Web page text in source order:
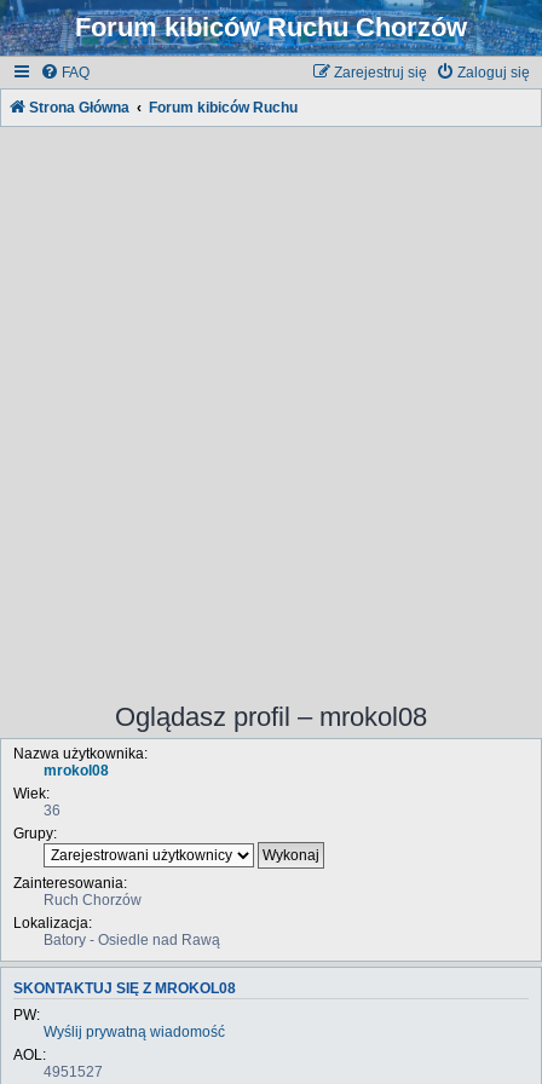
Forum kibiców Ruchu Chorzów
FAQ Zaloguj się
Zarejestruj się
Strona Główna Forum kibiców Ruchu
Oglądasz profil – mrokol08
Nazwa użytkownika:
mrokol08
Wiek:
36
Grupy:
Zainteresowania:
Ruch Chorzów
Lokalizacja:
Batory - Osiedle nad Rawą
SKONTAKTUJ SIĘ Z MROKOL08
PW:
Wyślij prywatną wiadomość
AOL:
4951527